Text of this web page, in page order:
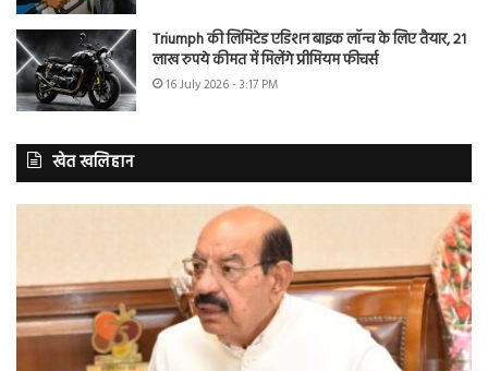
Triumph की लिमिटेड एडिशन बाइक लॉन्च के लिए तैयार, 21
लाख रुपये कीमत में मिलेंगे प्रीमियम फीचर्स
16 July 2026 - 3:17 PM
खेत खलिहान